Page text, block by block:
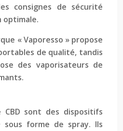
consignes de sécurité
optimale.
« Vaporesso » propose
de qualité, tandis
des vaporisateurs de
CBD sont des dispositifs
sous forme de spray. Ils